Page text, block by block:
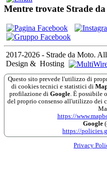
Mentre trovate Strade
2017-2026 - Strade da Moto.
Design & Hosting
Questo sito prevede l'utilizzo di
di cookies tecnici e statistici di
profilazione di Google. È possibile
del proprio consenso all'utilizzo dei
https://
Google
https://
Privacy